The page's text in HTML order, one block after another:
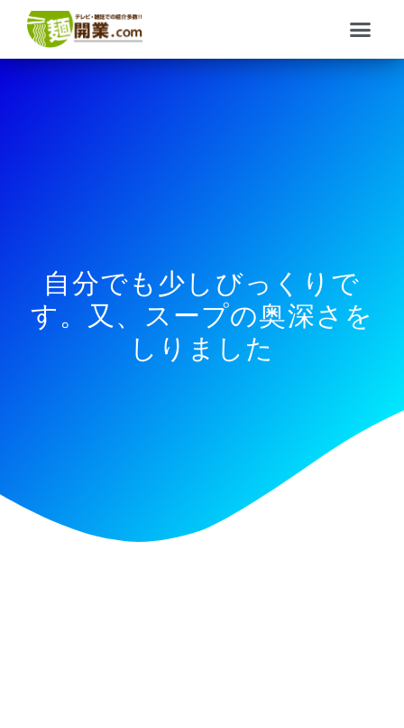
メ
ニ
ュ
自分でも少しびっくりで
す。又、スープの奥深さを
しりました